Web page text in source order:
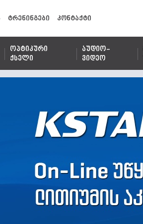
ტრენინგები კონტაქტი
ოპტიკური
ქსელი
აუდიო-
ვიდეო